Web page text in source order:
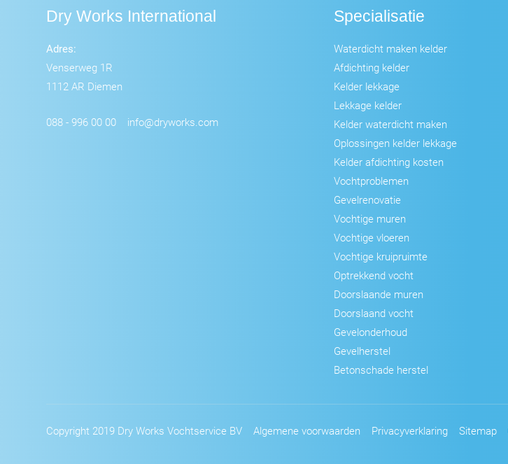
Dry Works International
Adres:
Venserweg 1R
1112 AR Diemen
088 - 996 00 00 info@dryworks.com
Specialisatie
Waterdicht maken kelder
Afdichting kelder
Kelder lekkage
Lekkage kelder
Kelder waterdicht maken
Oplossingen kelder lekkage
Kelder afdichting kosten
Vochtproblemen
Gevelrenovatie
Vochtige muren
Vochtige vloeren
Vochtige kruipruimte
Optrekkend vocht
Doorslaande muren
Doorslaand vocht
Gevelonderhoud
Gevelherstel
Betonschade herstel
Copyright 2019 Dry Works Vochtservice BV Algemene voorwaarden Privacyverklaring Sitemap